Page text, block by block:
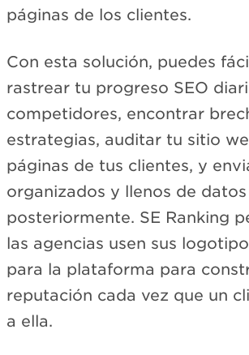
páginas de los clientes.
Con esta solución, puedes
rastrear tu progreso SEO
competidores, encontrar
estrategias, auditar tu sitio
páginas de tus clientes, y
organizados y llenos de datos
posteriormente. SE Ranking
las agencias usen sus
para la plataforma para
reputación cada vez que un
a ella.